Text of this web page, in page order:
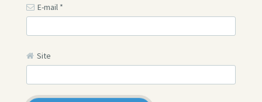
E-mail *
Site